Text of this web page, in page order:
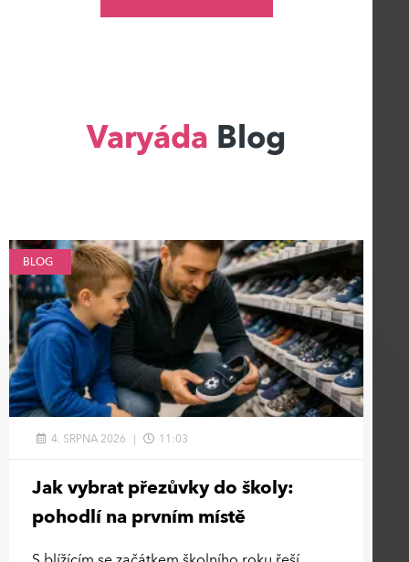
Varyáda Blog
BLOG
Jak vybrat přezůvky do školy:
pohodlí na prvním místě
4. SRPNA 2026 11:03